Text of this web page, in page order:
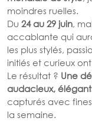
moindres ruelles.
Du 24 au 29 juin,
accablante qui
les plus stylés,
initiés et curieux
Le résultat ? Une
audacieux,
capturés avec
la semaine.